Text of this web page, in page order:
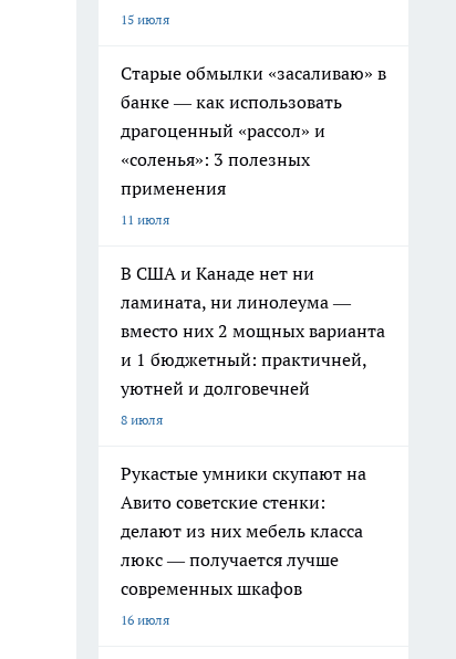
15 июля
Старые обмылки «засаливаю» в
банке — как использовать
драгоценный «рассол» и
«соленья»: 3 полезных
применения
11 июля
В США и Канаде нет ни
ламината, ни линолеума —
вместо них 2 мощных варианта
и 1 бюджетный: практичней,
уютней и долговечней
8 июля
Рукастые умники скупают на
Авито советские стенки:
делают из них мебель класса
люкс — получается лучше
современных шкафов
16 июля